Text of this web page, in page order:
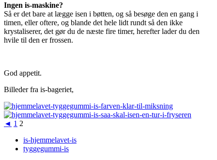
Ingen is-maskine?
Så er det bare at lægge isen i bøtten, og så besøge den en gang i
timen, eller oftere, og blande det hele lidt rundt så den ikke
krystaliserer, det gør du de næste fire timer, herefter lader du den
hvile til den er frossen.
God appetit.
Billeder fra is-bageriet,
◄ 1 2
is-hjemmelavet-is
tyggegummi-is